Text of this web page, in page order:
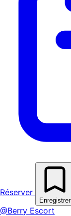
Réserver
Enregistrer
@Berry Escort